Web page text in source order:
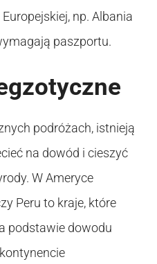
np. Albania
paszportu.
podróżach, istnieją
na dowód i cieszyć
W Ameryce
Peru to kraje, które
podstawie dowodu